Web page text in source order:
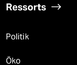
Ressorts
Politik
Öko